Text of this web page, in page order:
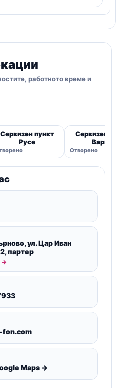
работното време и
Сервизен пункт
Русе
Сервизен
Варна
Отворено
ул. Цар Иван
партер
→
fon.com
Maps →